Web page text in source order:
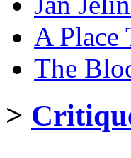
A Place
The
>